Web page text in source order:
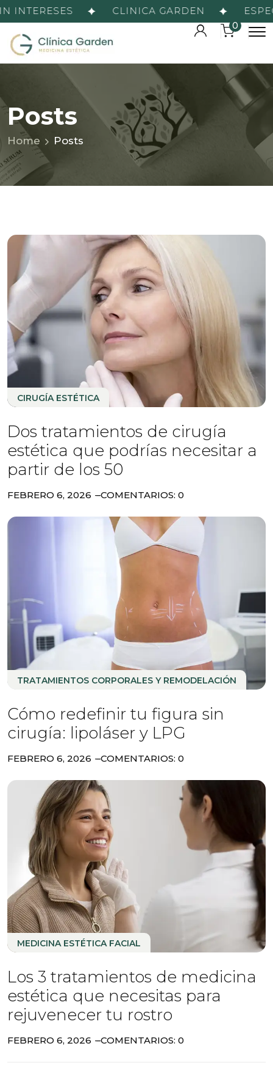
CLINICA GARDEN
0
Posts
Home Posts
CIRUGÍA ESTÉTICA
Dos tratamientos de cirugía
estética que podrías necesitar a
partir de los 50
FEBRERO 6, 2026 COMENTARIOS: 0
TRATAMIENTOS CORPORALES Y REMODELACIÓN
Cómo redefinir tu figura sin
cirugía: lipoláser y LPG
FEBRERO 6, 2026 COMENTARIOS: 0
MEDICINA ESTÉTICA FACIAL
Los 3 tratamientos de medicina
estética que necesitas para
rejuvenecer tu rostro
FEBRERO 6, 2026 COMENTARIOS: 0